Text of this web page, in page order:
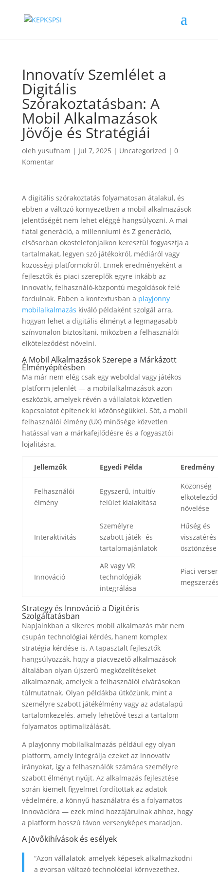
Innovatív Szemlélet a
Digitális
Szórakoztatásban: A
Mobil Alkalmazások
Jövője és Stratégiái
oleh yusufnam | Jul 7, 2025 | Uncategorized | 0
Komentar
A digitális szórakoztatás folyamatosan átalakul, és
ebben a változó környezetben a mobil alkalmazások
jelentőségét nem lehet eléggé hangsúlyozni. A mai
fiatal generáció, a millenniumi és Z generáció,
elsősorban okostelefonjaikon keresztül fogyasztja a
tartalmakat, legyen szó játékokról, médiáról vagy
közösségi platformokról. Ennek eredményeként a
fejlesztők és piaci szereplők egyre inkább az
innovatív, felhasználó-központú megoldások felé
fordulnak. Ebben a kontextusban a playjonny
mobilalkalmazás kiváló példaként szolgál arra,
hogyan lehet a digitális élményt a legmagasabb
színvonalon biztosítani, miközben a felhasználói
elköteleződést növelni.
A Mobil Alkalmazások Szerepe a Márkázott
Élményépítésben
Ma már nem elég csak egy weboldal vagy játékos
platform jelenlét — a mobilalkalmazások azon
eszközök, amelyek révén a vállalatok közvetlen
kapcsolatot építenek ki közönségükkel. Sőt, a mobil
felhasználói élmény (UX) minősége közvetlen
hatással van a márkafejlődésre és a fogyasztói
lojalitásra.
Jellemzők Egyedi Példa Eredmény
Felhasználói
élmény
Egyszerű, intuitív
felület kialakítása
Közönség
növelése
Interaktivitás
Személyre
szabott játék- és
tartalomajánlatok
Hűség és
visszatérés
ösztönzése
Innováció
AR vagy VR
technológiák
integrálása
Piaci
Strategy és Innováció a Digitéris
Szolgáltatásban
Napjainkban a sikeres mobil alkalmazás már nem
csupán technológiai kérdés, hanem komplex
stratégia kérdése is. A tapasztalt fejlesztők
hangsúlyozzák, hogy a piacvezető alkalmazások
általában olyan újszerű megközelítéseket
alkalmaznak, amelyek a felhasználói elvárásokon
túlmutatnak. Olyan példákba ütközünk, mint a
személyre szabott játékélmény vagy az adatalapú
tartalomkezelés, amely lehetővé teszi a tartalom
folyamatos optimalizálását.
A playjonny mobilalkalmazás például egy olyan
platform, amely integrálja ezeket az innovatív
irányokat, így a felhasználók számára személyre
szabott élményt nyújt. Az alkalmazás fejlesztése
során kiemelt figyelmet fordítottak az adatok
védelmére, a könnyű használatra és a folyamatos
innovációra — ezek mind hozzájárulnak ahhoz, hogy
a platform hosszú távon versenyképes maradjon.
A Jövőkihívások és esélyek
“Azon vállalatok, amelyek képesek alkalmazkodni
a gyorsan változó technológiai környezethez,